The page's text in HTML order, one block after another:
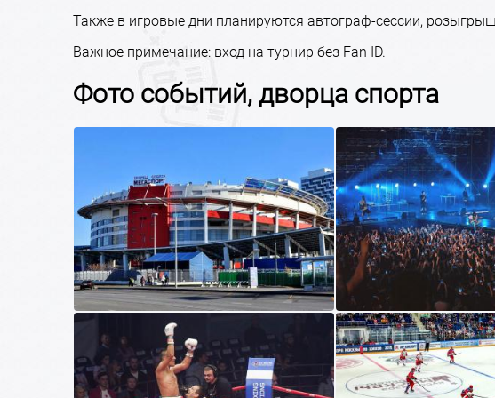
Также в игровые дни планируются автограф-сессии,
Важное примечание: вход на турнир без Fan ID.
Фото событий, дворца спорта